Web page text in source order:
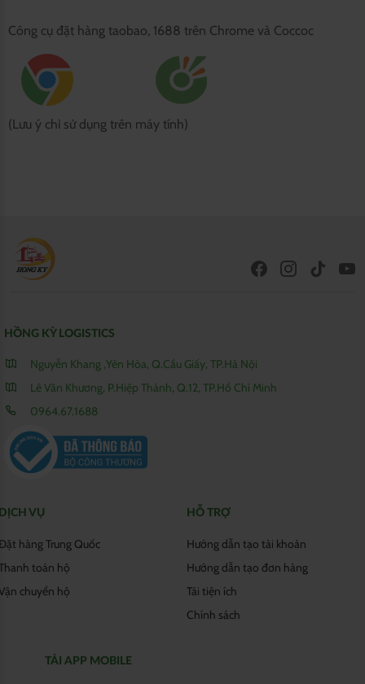
Công cụ đặt hàng taobao, 1688 trên Chrome và Coccoc
(Lưu ý chỉ sử dụng trên máy tính)
HỒNG KỲ LOGISTICS
Nguyễn Khang ,Yên Hòa, Q.Cầu Giấy, TP.Hà Nội
Lê Văn Khương, P.Hiệp Thành, Q.12, TP.Hồ Chí Minh
0964.67.1688
VỤ
hàng Trung Quốc
toán hộ
chuyển hộ
HỖ TRỢ
Hướng dẫn tạo tài khoản
Hướng dẫn tạo đơn hàng
Tải tiện ích
Chính sách
TẢI APP MOBILE